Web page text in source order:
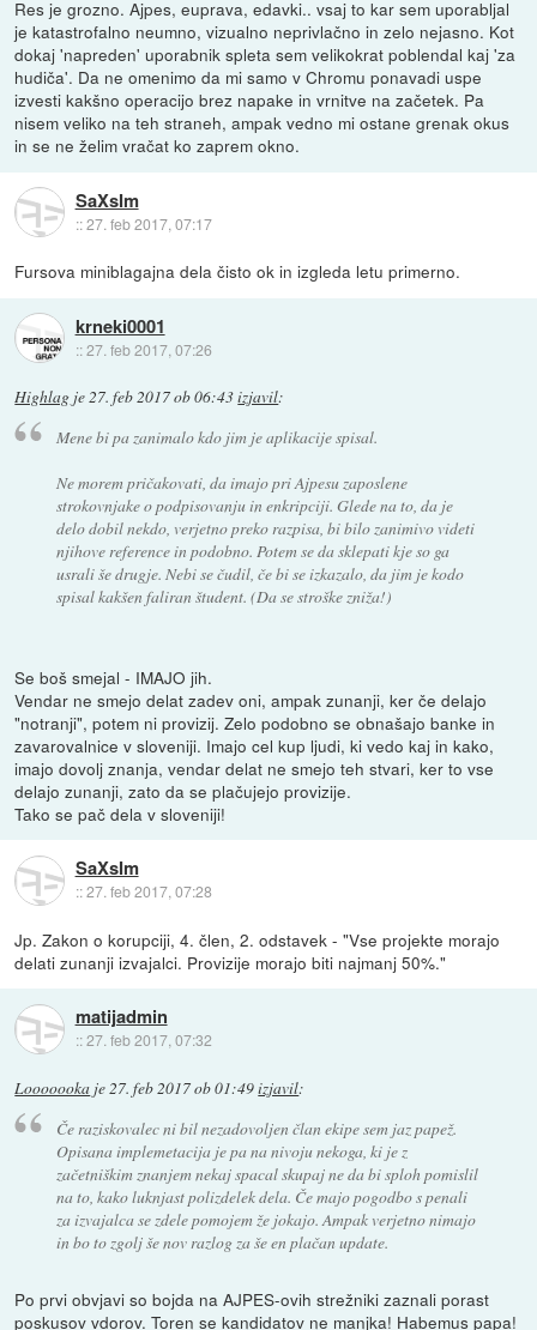
Res je grozno. Ajpes, euprava, edavki.. vsaj to kar sem uporabljal
je katastrofalno neumno, vizualno neprivlačno in zelo nejasno. Kot
dokaj 'napreden' uporabnik spleta sem velikokrat poblendal kaj 'za
hudiča'. Da ne omenimo da mi samo v Chromu ponavadi uspe
izvesti kakšno operacijo brez napake in vrnitve na začetek. Pa
nisem veliko na teh straneh, ampak vedno mi ostane grenak okus
in se ne želim vračat ko zaprem okno.
SaXsIm
::27. feb 2017, 07:17
Fursova miniblagajna dela čisto ok in izgleda letu primerno.
krneki0001
::27. feb 2017, 07:26
Highlag je27. feb 2017 ob 06:43izjavil:
Mene bi pa zanimalo kdo jim je aplikacije spisal.
Ne morem pričakovati, da imajo pri Ajpesu zaposlene
strokovnjake o podpisovanju in enkripciji. Glede na to, da je
delo dobil nekdo, verjetno preko razpisa, bi bilo zanimivo videti
njihove reference in podobno. Potem se da sklepati kje so ga
usrali še drugje. Nebi se čudil, če bi se izkazalo, da jim je kodo
spisal kakšen faliran študent. (Da se stroške zniža!)
Se boš smejal - IMAJO jih.
Vendar ne smejo delat zadev oni, ampak zunanji, ker če delajo
"notranji", potem ni provizij. Zelo podobno se obnašajo banke in
zavarovalnice v sloveniji. Imajo cel kup ljudi, ki vedo kaj in kako,
imajo dovolj znanja, vendar delat ne smejo teh stvari, ker to vse
delajo zunanji, zato da se plačujejo provizije.
Tako se pač dela v sloveniji!
SaXsIm
::27. feb 2017, 07:28
Jp. Zakon o korupciji, 4. člen, 2. odstavek - "Vse projekte morajo
delati zunanji izvajalci. Provizije morajo biti najmanj 50%."
matijadmin
::27. feb 2017, 07:32
Looooooka je27. feb 2017 ob 01:49izjavil:
Če raziskovalec ni bil nezadovoljen član ekipe sem jaz papež.
Opisana implemetacija je pa na nivoju nekoga, ki je z
začetniškim znanjem nekaj spacal skupaj ne da bi sploh pomislil
na to, kako luknjast polizdelek dela. Če majo pogodbo s penali
za izvajalca se zdele pomojem že jokajo. Ampak verjetno nimajo
in bo to zgolj še nov razlog za še en plačan update.
Po prvi obvjavi so bojda na AJPES-ovih strežniki zaznali porast
poskusov vdorov. Toren se kandidatov ne manjka! Habemus papa!